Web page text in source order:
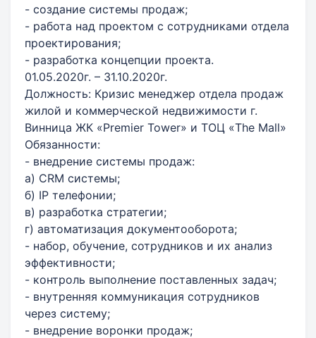
- создание системы продаж;
- работа над проектом с сотрудниками отдела
проектирования;
- разработка концепции проекта.
01.05.2020г. – 31.10.2020г.
Должность: Кризис менеджер отдела продаж
жилой и коммерческой недвижимости г.
Винница ЖК «Premier Tower» и ТОЦ «The Mall»
Обязанности:
- внедрение системы продаж:
а) CRM системы;
б) IP телефонии;
в) разработка стратегии;
г) автоматизация документооборота;
- набор, обучение, сотрудников и их анализ
эффективности;
- контроль выполнение поставленных задач;
- внутренняя коммуникация сотрудников
через систему;
- внедрение воронки продаж;